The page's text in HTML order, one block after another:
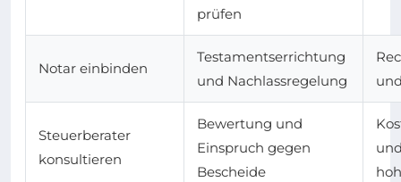
prüfen
Notar einbinden
Testamentserrichtung
und Nachlassregelung
Steuerberater
konsultieren
Bewertung und
Einspruch gegen
Bescheide